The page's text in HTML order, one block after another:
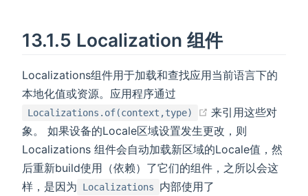
13.1.5 Localization 组件
Localizations组件用于加载和查找应用当前语言下的
本地化值或资源。应用程序通过
Localizations.of(context,type) (opens new
来引用这些对
象。 如果设备的Locale区域设置发生更改，则
Localizations 组件会自动加载新区域的Locale值，然
后重新build使用（依赖）了它们的组件，之所以会这
样，是因为
Localizations
内部使用了